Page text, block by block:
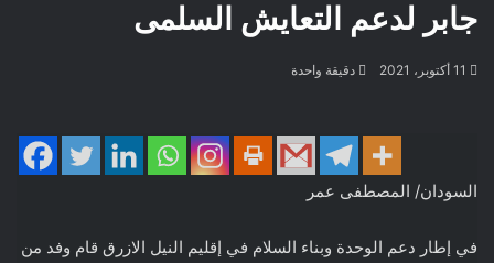
جابر لدعم التعايش السلمى
11 أكتوبر، 2021 دقيقة واحدة
السودان/ المصطفى عمر
في إطار دعم الوحدة وبناء السلام في إقليم النيل الازرق قام وفد من